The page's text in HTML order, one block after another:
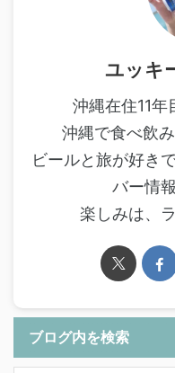
ユッキ
沖縄在住11年
沖縄で食べ飲
ビールと旅が好き
バー情
楽しみは、
ブログ内を検索